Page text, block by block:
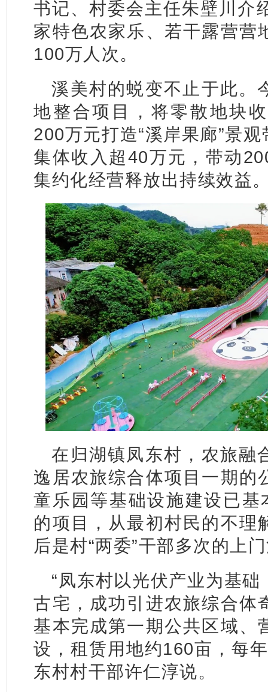
书记、村委会主任朱壁川介
家特色农家乐、若干露营营
100万人次。
溪美村的蜕变不止于此。
地整合项目，将零散地块
200万元打造“溪岸果廊”景
集体收入超40万元，带动
集约化经营释放出持续效益
在归湖镇凤东村，农旅融
逸居农旅综合体项目一期的
童乐园等基础设施建设已
的项目，从最初村民的不理
后是村“两委”干部多次的上
“凤东村以光伏产业为基
古宅，成功引进农旅综合体
基本完成第一期公共区域、
设，租赁用地约160亩，每
东村村干部许仁淳说。